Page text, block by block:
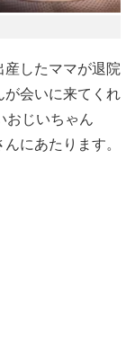
したママが退院
が会いに来てくれ
おじいちゃん
にあたります。